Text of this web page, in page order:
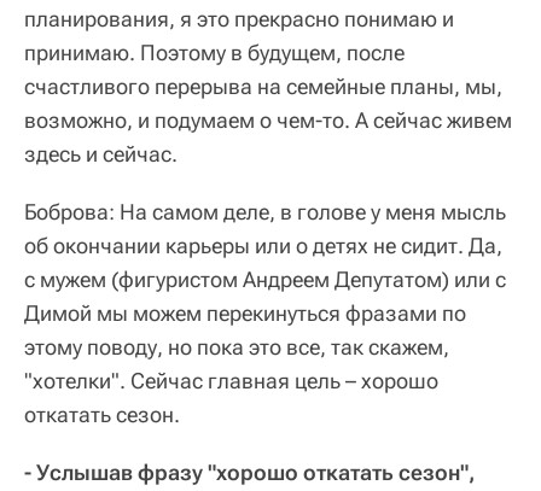
планирования, я это прекрасно понимаю и
принимаю. Поэтому в будущем, после
счастливого перерыва на семейные планы, мы,
возможно, и подумаем о чем-то. А сейчас живем
здесь и сейчас.
Боброва: На самом деле, в голове у меня мысль
об окончании карьеры или о детях не сидит. Да,
с мужем (фигуристом Андреем Депутатом) или с
Димой мы можем перекинуться фразами по
этому поводу, но пока это все, так скажем,
"хотелки". Сейчас главная цель – хорошо
откатать сезон.
- Услышав фразу "хорошо откатать сезон",